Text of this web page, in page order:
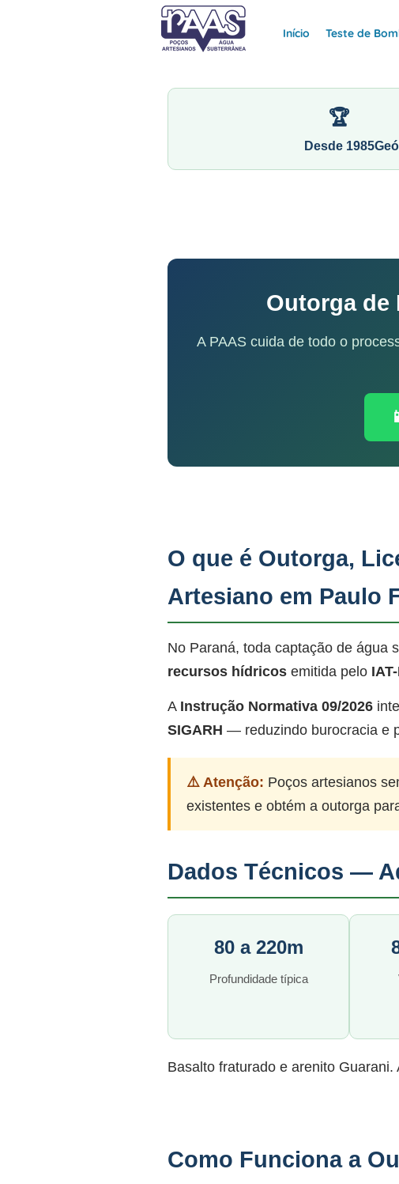
Início Teste de
🏆
Desde 1985
Outorga de
A PAAS cuida de todo o
O que é Outorga,
Artesiano em Paulo
No Paraná, toda captação de água
recursos hídricos emitida pelo
A Instrução Normativa 09/2026
SIGARH — reduzindo burocracia e
⚠️ Atenção: Poços artesianos
existentes e obtém a outorga
Dados Técnicos —
80 a 220m
Profundidade típica
Basalto fraturado e arenito
Como Funciona a